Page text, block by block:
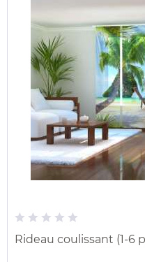
Rideau coulissant (1-6